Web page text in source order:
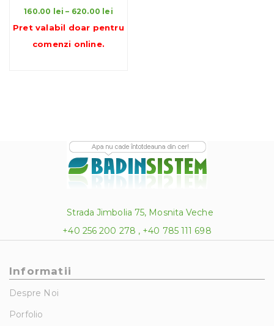
160.00 lei – 620.00 leiInterval
prețuri:
Pret valabil doar pentru
comenzi online.
Strada Jimbolia 75, Mosnita Veche
+40 256 200 278 , +40 785 111 698
Informatii
Despre Noi
Porfolio